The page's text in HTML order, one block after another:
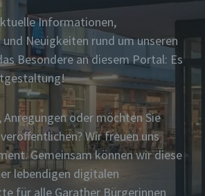
Informationen,
Neuigkeiten rund um unseren
Besondere an diesem Portal: Es
Anregungen oder möchten Sie
Wir freuen uns
Gemeinsam können wir diese
lebendigen digitalen
für alle Garather Bürgerinnen